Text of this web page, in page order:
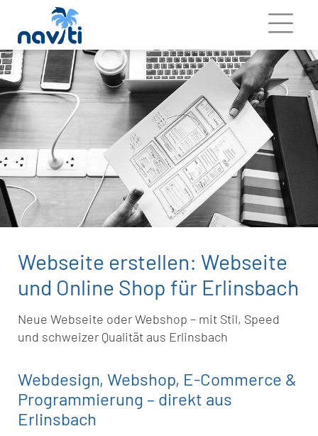
Webseite erstellen: Webseite
und Online Shop für Erlinsbach
Neue Webseite oder Webshop – mit Stil, Speed
und schweizer Qualität aus Erlinsbach
Webdesign, Webshop, E-Commerce &
Programmierung – direkt aus
Erlinsbach